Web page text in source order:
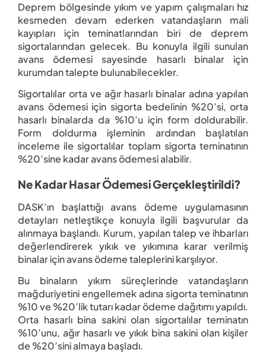
Deprem bölgesinde yıkım ve yapım çalışmaları hız
kesmeden devam ederken vatandaşların mali
kayıpları için teminatlarından biri de deprem
sigortalarından gelecek. Bu konuyla ilgili sunulan
avans ödemesi sayesinde hasarlı binalar için
kurumdan talepte bulunabilecekler.
Sigortalılar orta ve ağır hasarlı binalar adına yapılan
avans ödemesi için sigorta bedelinin %20’si, orta
hasarlı binalarda da %10’u için form doldurabilir.
Form doldurma işleminin ardından başlatılan
inceleme ile sigortalılar toplam sigorta teminatının
%20’sine kadar avans ödemesi alabilir.
Ne Kadar Hasar Ödemesi Gerçekleştirildi?
DASK’ın başlattığı avans ödeme uygulamasının
detayları netleştikçe konuyla ilgili başvurular da
alınmaya başlandı. Kurum, yapılan talep ve ihbarları
değerlendirerek yıkık ve yıkımına karar verilmiş
binalar için avans ödeme taleplerini karşılıyor.
Bu binaların yıkım süreçlerinde vatandaşların
mağduriyetini engellemek adına sigorta teminatının
%10 ve %20’lik tutarı kadar ödeme dağıtımı yapıldı.
Orta hasarlı bina sakini olan sigortalılar teminatın
%10’unu, ağır hasarlı ve yıkık bina sakini olan kişiler
de %20’sini almaya başladı.